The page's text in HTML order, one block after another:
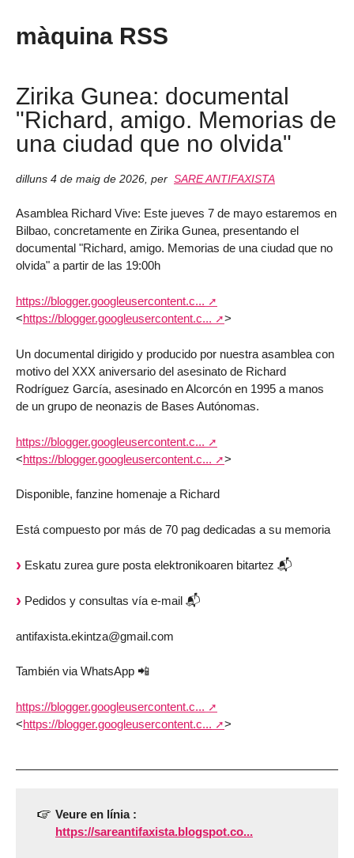
màquina RSS
Zirika Gunea: documental
"Richard, amigo. Memorias de
una ciudad que no olvida"
dilluns 4 de maig de 2026 per SARE ANTIFAXISTA
Asamblea Richard Vive: Este jueves 7 de mayo estaremos en
Bilbao, concretamente en Zirika Gunea, presentando el
documental "Richard, amigo. Memorias de una ciudad que no
olvida" a partir de las 19:00h
https://blogger.googleusercontent.c...
<https://blogger.googleusercontent.c... >
Un documental dirigido y producido por nuestra asamblea con
motivo del XXX aniversario del asesinato de Richard
Rodríguez García, asesinado en Alcorcón en 1995 a manos
de un grupo de neonazis de Bases Autónomas.
https://blogger.googleusercontent.c...
<https://blogger.googleusercontent.c... >
Disponible, fanzine homenaje a Richard
Está compuesto por más de 70 pag dedicadas a su memoria
Eskatu zurea gure posta elektronikoaren bitartez 📬
Pedidos y consultas vía e-mail 📬
antifaxista.ekintza@gmail.com
También via WhatsApp 📲
https://blogger.googleusercontent.c...
<https://blogger.googleusercontent.c... >
Veure en línia :
https://sareantifaxista.blogspot.co...